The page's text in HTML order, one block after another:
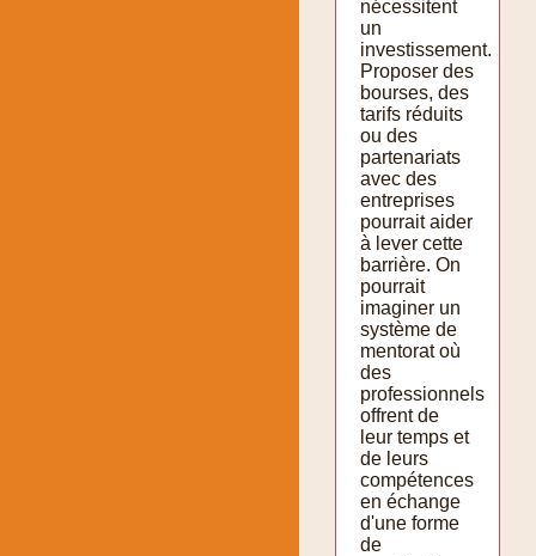
nécessitent
un
investissement.
Proposer des
bourses, des
tarifs réduits
ou des
partenariats
avec des
entreprises
pourrait aider
à lever cette
barrière. On
pourrait
imaginer un
système de
mentorat où
des
professionnels
offrent de
leur temps et
de leurs
compétences
en échange
d'une forme
de